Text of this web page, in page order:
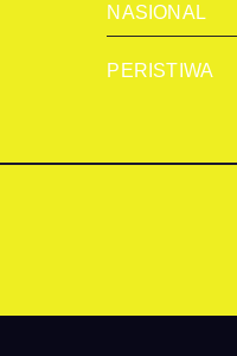
NASIONAL
PERISTIWA